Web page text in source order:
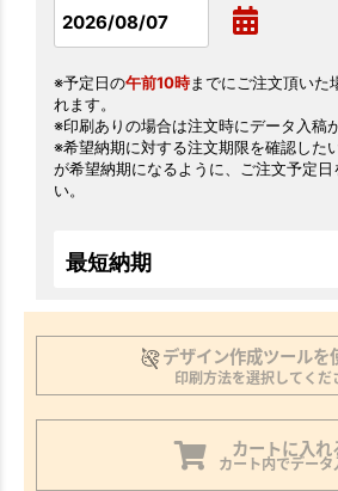
※予定日の午前10時までにご注文頂いた
れます。
※印刷ありの場合は注文時にデータ入稿
※希望納期に対する注文期限を確認した
が希望納期になるように、ご注文予定日
い。
最短納期
デザイン作成ツールを
印刷方法を選択してくだ
カートに入れ
カート内でデータ